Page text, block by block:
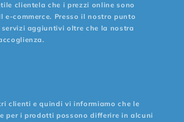
clientela che i prezzi online sono
e-commerce. Presso il nostro punto
aggiuntivi oltre che la nostra
clienti e quindi vi informiamo che le
per i prodotti possono differire in alcuni